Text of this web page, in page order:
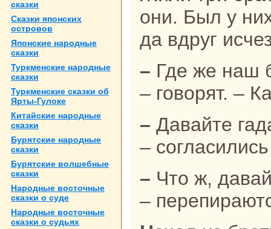
сказки
Сказки японских
островов
Японские нaродные
сказки
Туркменские нaродные
сказки
Туркменские сказки об
Ярты-Гулоке
Китайские нaродные
сказки
Бурятские нaродные
сказки
Бурятские волшебные
сказки
Народные восточные
сказки о суде
Народные восточные
сказки о судьях
они. Был у
да вдруг
– Где же нaш бык, видно, вор увел?
– говорят. –
– Давайте гадать, тогда и нaйдем,
–
– Что ж, давайте задавать загадки,
–